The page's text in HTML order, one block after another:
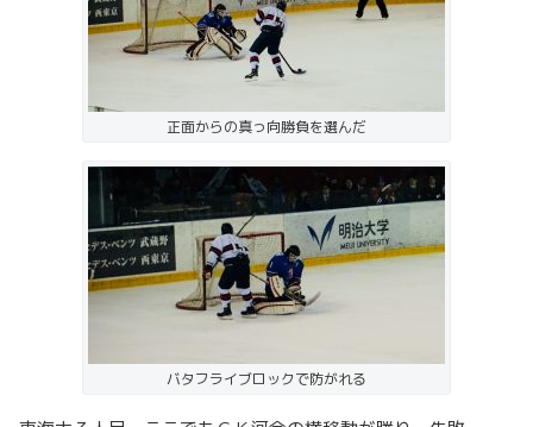
正面からの真っ向勝負を選んだ
バタフライブロックで防がれる